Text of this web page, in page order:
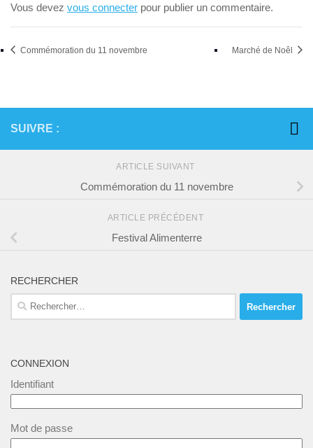
Vous devez vous connecter pour publier un commentaire.
Commémoration du 11 novembre Marché de Noêl
SUIVRE :
ARTICLE SUIVANT
Commémoration du 11 novembre
ARTICLE PRÉCÉDENT
Festival Alimenterre
RECHERCHER
Rechercher :
CONNEXION
Identifiant
Mot de passe